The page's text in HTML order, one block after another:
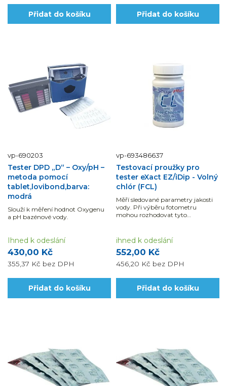
Přidat do košíku Přidat do košíku
vp-690203
Tester DPD „D“ – Oxy/pH –
metoda pomocí
tablet,lovibond,barva:
modrá
Slouží k měření hodnot Oxygenu
a pH bazénové vody.
430,00 Kč
355,37 Kč bez DPH
Ihned k odeslání
Přidat do košíku
vp-693486637
Testovací proužky pro
tester eXact EZ/iDip - Volný
chlór (FCL)
Měří sledované parametry jakosti
vody. Při výběru fotometru
mohou rozhodovat tyto
zobrazení výsledků.
552,00 Kč
456,20 Kč bez DPH
ihned k odeslání
Přidat do košíku